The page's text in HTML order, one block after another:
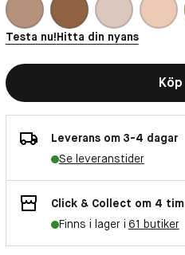
Testa nu!Hitta din nyans
Köp
Leverans om 3-4 dagar
Se leveranstider
Click & Collect om 4 tim
Finns i lager i 61 butiker